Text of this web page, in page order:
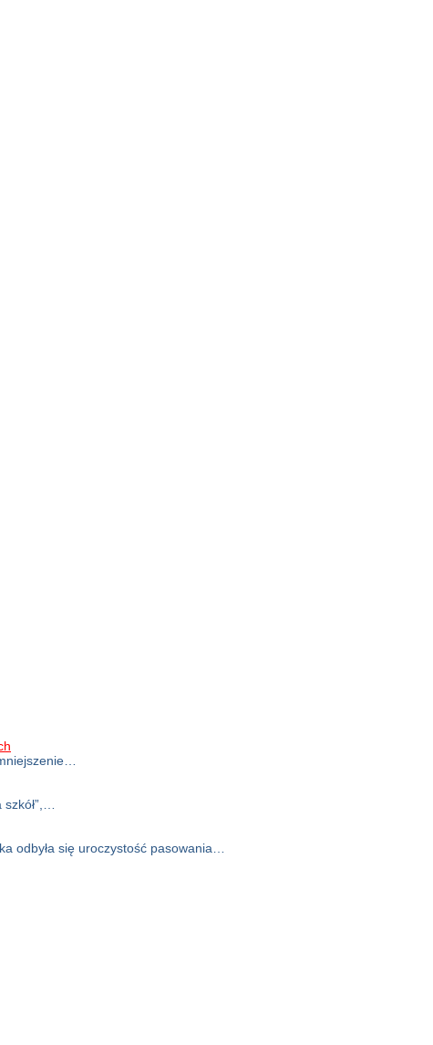
odbyła się uroczystość pasowania…